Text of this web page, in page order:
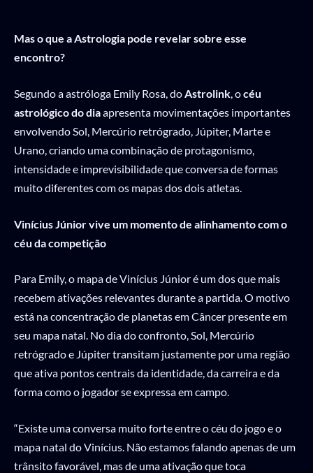
Mas o que a Astrologia pode revelar sobre esse
encontro?
Segundo a astróloga Emily Rosa, doAstrolink, océu
astrológico do diaapresenta movimentações importantes
envolvendo Sol, Mercúrio retrógrado, Júpiter, Marte e
Urano, criando uma combinação de protagonismo,
intensidade e imprevisibilidade que conversa de formas
muito diferentes com os mapas dos dois atletas.
Vinícius Júnior vive um momento de alinhamento com o
céu da competição
Para Emily, o mapa de Vinícius Júnior é um dos que mais
recebem ativações relevantes durante a partida. O motivo
está na concentração de planetas em Câncer presente em
seu mapa natal. No dia do confronto, Sol, Mercúrio
retrógrado e Júpiter transitam justamente por uma região
que ativa pontos centrais da identidade, da carreira e da
forma como o jogador se expressa em campo.
“Existe uma conversa muito forte entre o céu do jogo e o
mapa natal do Vinícius. Não estamos falando apenas de um
trânsito favorável, mas de uma ativação que toca